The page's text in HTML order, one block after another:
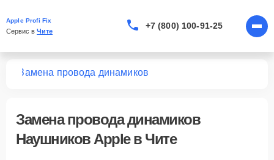
Apple Profi Fix
Сервис в Чите
+7 (800) 100-91-25
Замена провода динамиков
Замена провода динамиков
Наушников Apple в Чите